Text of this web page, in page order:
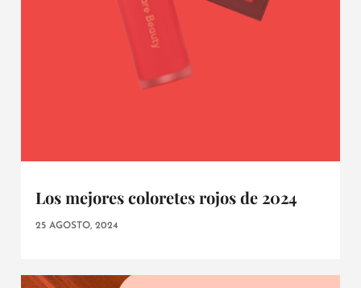
Los mejores coloretes rojos de 2024
25 AGOSTO, 2024